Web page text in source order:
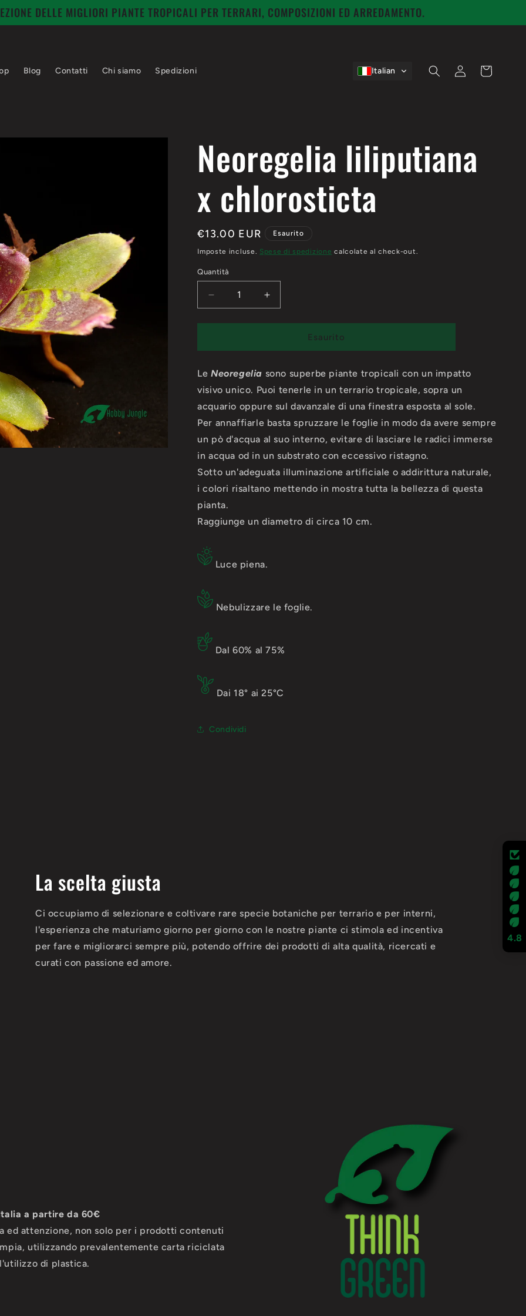
DELLE MIGLIORI PIANTE TROPICALI PER TERRARI, COMPOSIZIONI ED ARREDAMENTO.
Blog Contatti Chi siamo Spedizioni Italian Accedi Carrello
Neoregelia liliputiana
x chlorosticta
Prezzo
di
listino
€13.00 EUR Esaurito
Imposte incluse. Spese di spedizione calcolate al check-out.
Quantità
Diminuisci
quantità
per
liliputiana
chlorosticta
Aumenta
quantità
per
Neoregelia
liliputiana
chlorosticta
Esaurito
Le Neoregelia sono superbe piante tropicali con un impatto
visivo unico. Puoi tenerle in un terrario tropicale, sopra un
acquario oppure sul davanzale di una finestra esposta al sole.
Per annaffiarle basta spruzzare le foglie in modo da avere sempre
un pò d'acqua al suo interno, evitare di lasciare le radici immerse
in acqua od in un substrato con eccessivo ristagno.
Sotto un'adeguata illuminazione artificiale o addirittura naturale,
i colori risaltano mettendo in mostra tutta la bellezza di questa
pianta.
Raggiunge un diametro di circa 10 cm.
Luce piena.
Nebulizzare le foglie.
Dal 60% al 75%
Dai 18° ai 25°C
Condividi
La scelta giusta
Ci occupiamo di selezionare e coltivare rare specie botaniche per terrario e per interni,
l'esperienza che maturiamo giorno per giorno con le nostre piante ci stimola ed incentiva
per fare e migliorarci sempre più, potendo offrire dei prodotti di alta qualità, ricercati e
curati con passione ed amore.
a partire da 60€
ed attenzione, non solo per i prodotti contenuti
utilizzando prevalentemente carta riciclata
di plastica.
4.8